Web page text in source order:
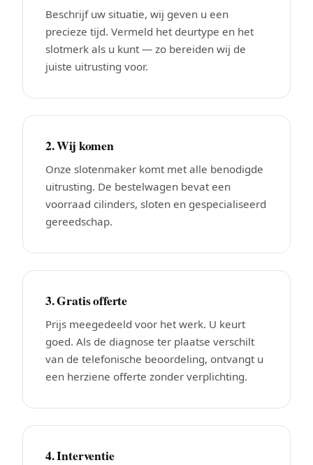
Beschrijf uw situatie, wij geven u een
precieze tijd. Vermeld het deurtype en het
slotmerk als u kunt — zo bereiden wij de
juiste uitrusting voor.
2. Wij komen
Onze slotenmaker komt met alle benodigde
uitrusting. De bestelwagen bevat een
voorraad cilinders, sloten en gespecialiseerd
gereedschap.
3. Gratis offerte
Prijs meegedeeld voor het werk. U keurt
goed. Als de diagnose ter plaatse verschilt
van de telefonische beoordeling, ontvangt u
een herziene offerte zonder verplichting.
4. Interventie